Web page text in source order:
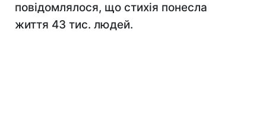
повідомлялося, що стихія понесла
життя 43 тис. людей.